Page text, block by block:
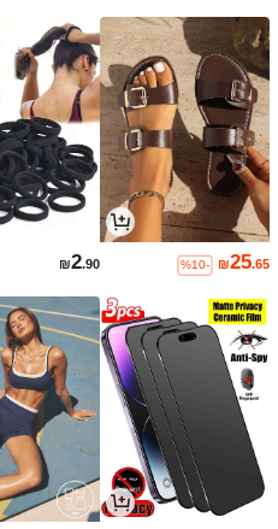
₪25.65
%10-
₪2.90